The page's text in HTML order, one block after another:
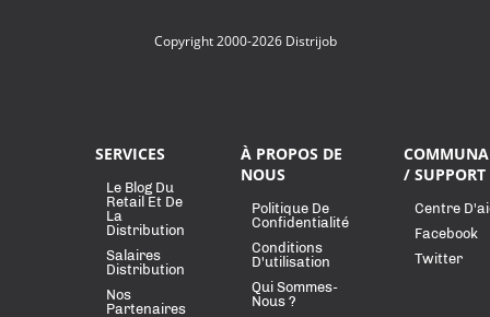
Copyright 2000-2026 Distrijob
SERVICES
Le Blog Du
Retail Et De
La
Distribution
Salaires
Distribution
Nos
Partenaires
À PROPOS DE
NOUS
Politique De
Confidentialité
Conditions
D'utilisation
Qui Sommes-
Nous ?
/ SUPPORT
Centre
Facebook
Twitter